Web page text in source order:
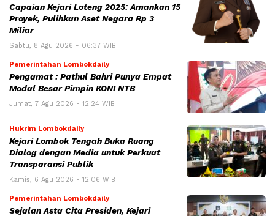
Capaian Kejari Loteng 2025: Amankan 15
Proyek, Pulihkan Aset Negara Rp 3
Miliar
Sabtu, 8 Agu 2026 - 06:37 WIB
Pemerintahan Lombokdaily
Pengamat : Pathul Bahri Punya Empat
Modal Besar Pimpin KONI NTB
Jumat, 7 Agu 2026 - 12:24 WIB
Hukrim Lombokdaily
Kejari Lombok Tengah Buka Ruang
Dialog dengan Media untuk Perkuat
Transparansi Publik
Kamis, 6 Agu 2026 - 12:06 WIB
Pemerintahan Lombokdaily
Sejalan Asta Cita Presiden, Kejari